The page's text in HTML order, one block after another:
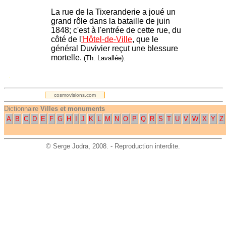
La rue de la Tixeranderie a joué un
grand rôle dans la bataille de juin
1848; c'est à l'entrée de cette rue, du
côté de l 'Hôtel-de-Ville, que le
général Duvivier reçut une blessure
mortelle. (Th. Lavallée).
.
cosmovisions.com
Dictionnaire Villes et monuments
A
B C D E F G H J K L M N O P Q R S T U V W X Y Z
© Serge Jodra, 2008. - Reproduction interdite.